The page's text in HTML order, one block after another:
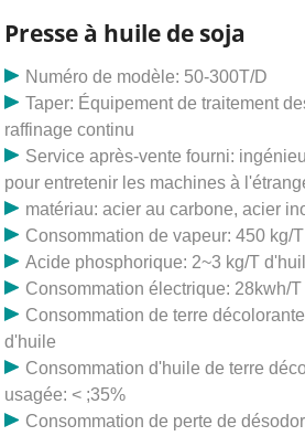
avancé, il garantit une installation facile
aucun entretien particulier. Comparé aux
ordinaires sur le marché, il est disponible
fonctionnement à grande vitesse.
Presse à huile de soja
Numéro de modèle: 50-300T/D
Taper: Équipement de traitement
raffinage continu
Service après-vente fourni:
pour entretenir les machines à
matériau: acier au carbone, acier
Consommation de vapeur: 450 kg/
Acide phosphorique: 2~3 kg/T
Consommation électrique: 28kwh/
Consommation de terre
d'huile
Consommation d'huile de terre
usagée: < ;35%
Consommation de perte de